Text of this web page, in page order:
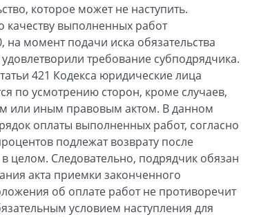
которое может не наступить.
выполненных работ
момент подачи иска обязательства
требование субподрядчика.
421 Кодекса юридические лица
по усмотрению сторон, кроме случаев,
или иным правовым актом. В данном
оплаты выполненных работ, согласно
подлежат возврату после
целом. Следовательно, подрядчик обязан
акта приемки законченного
об оплате работ не противоречит
условием наступления для